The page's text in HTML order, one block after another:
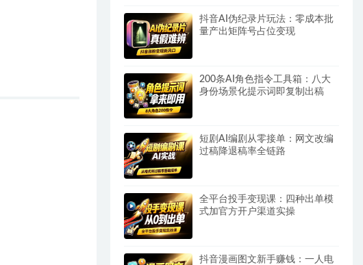
抖音AI伪纪录片玩法：零成本批
量产出矩阵号占位变现
200条AI角色指令工具箱：八大
身份场景化提示词即复制出稿
短剧AI编剧从零接单：网文改编
过稿降退稿率全链路
全平台投手变现课：四种出单模
式加官方开户渠道实操
抖音漫画图文新手赚钱：一人电